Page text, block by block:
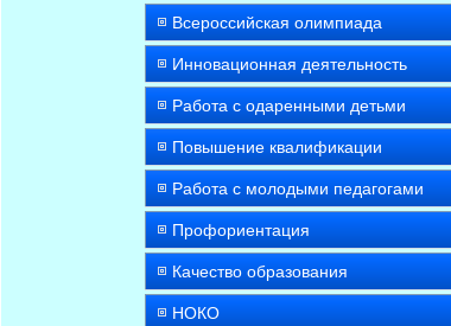
Всероссийская олимпиада
Инновационная деятельность
Работа с одаренными детьми
Повышение квалификации
Работа с молодыми педагогами
Профориентация
Качество образования
НОКО